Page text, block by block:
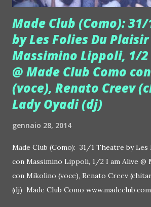
Made Club (Como):
by Les Folies Du
Massimino Lippoli, 1/
@ Made Club Como
(voce), Renato Creev
Lady Oyadi (dj)
gennaio 28, 2014
Made Club (Como): 31/1 Theatre by
con Massimino Lippoli, 1/2 I am Alive @
con Mikolino (voce), Renato Creev
(dj) Made Club Como www.madeclub.com